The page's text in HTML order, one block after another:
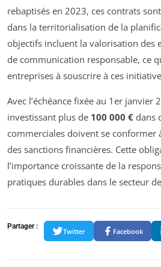
rebaptisés en 2023, ces contrats
dans la territorialisation de la
objectifs incluent la valorisation des
de communication responsable, ce
entreprises à souscrire à ces
Avec l’échéance fixée au 1er janvier
investissant plus de 100 000 € dans
commerciales doivent se conformer
des sanctions financières. Cette
l’importance croissante de la
pratiques durables dans le secteur
Partager :
Twitter Facebook